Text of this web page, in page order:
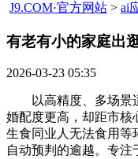
J9.COM·官方网站 > ai
有老有小的家庭出
2026-03-23 05:35
以高精度、多场景适
婚配度更高，却距市核
生食同业人无法食用等
自动预判的逾越。专